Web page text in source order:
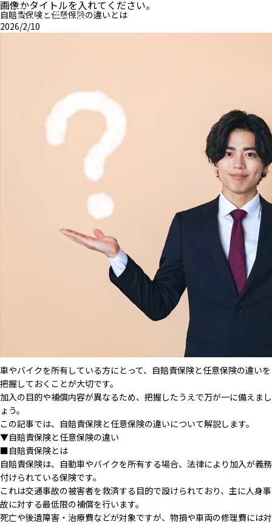
画像かタイトルを入れてください。
自賠責保険と任意保険の違いとは
2026/2/10
車やバイクを所有している方にとって、自賠責保険と任意保険の違いを
把握しておくことが大切です。
加入の目的や補償内容が異なるため、把握したうえで万が一に備えまし
ょう。
この記事では、自賠責保険と任意保険の違いについて解説します。
▼自賠責保険と任意保険の違い
■自賠責保険とは
自賠責保険は、自動車やバイクを所有する場合、法律により加入が義務
付けられている保険です。
これは交通事故の被害者を救済する目的で設けられており、主に人身事
故に対する最低限の補償を行います。
死亡や後遺障害・治療費などが対象ですが、物損や車両の修理費には対